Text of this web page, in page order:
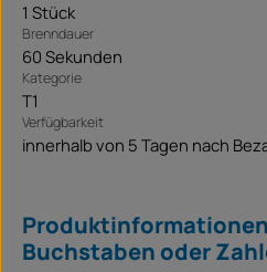
1 Stück
Brenndauer
60 Sekunden
Kategorie
T1
Verfügbarkeit
innerhalb von 5 Tagen nach
Buchstaben oder